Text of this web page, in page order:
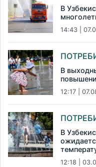
В
14:43 |
В
12:17 |
В
12:18 |